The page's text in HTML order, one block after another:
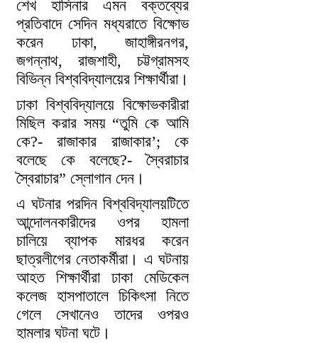
শেখ হাসিনার এমন বক্তব্যের
প্রতিবাদে সেদিন মধ্যরাতে বিক্ষোভ
করেন ঢাকা, জাহাঙ্গীরনগর,
জগন্নাথ, রাজশাহী, চট্টগ্রামসহ
বিভিন্ন বিশ্ববিদ্যালয়ের শিক্ষার্থীরা।
ঢাকা বিশ্ববিদ্যালয়ে বিক্ষোভকারীরা
মিছিল করার সময় “তুমি কে আমি
কে?- রাজাকার রাজাকার’; কে
বলেছে কে বলেছে?- স্বৈরাচার
স্বৈরাচার” স্লোগান দেন।
এ ঘটনার পরদিন বিশ্ববিদ্যালয়টিতে
আন্দোলনকারীদের ওপর হামলা
চালিয়ে ব্যাপক মারধর করেন
ছাত্রলীগের নেতাকর্মীরা। এ ঘটনায়
আহত শিক্ষার্থীরা ঢাকা মেডিকেল
কলেজ হাসপাতালে চিকিৎসা নিতে
গেলে সেখানেও তাদের ওপরও
হামলার ঘটনা ঘটে।